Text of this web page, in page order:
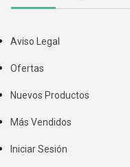
Aviso Legal
Ofertas
Nuevos Productos
Más Vendidos
Iniciar Sesión